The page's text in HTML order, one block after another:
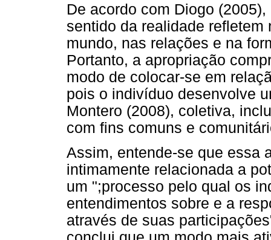
De acordo com Diogo
sentido da realidade
mundo, nas relações e na
Portanto, a apropriação
modo de colocar-se em
pois o indivíduo desenvolve
Montero (2008), coletiva,
com fins comuns e
Assim, entende-se que essa
intimamente relacionada a
um ";processo pelo qual os
entendimentos sobre e a
através de suas